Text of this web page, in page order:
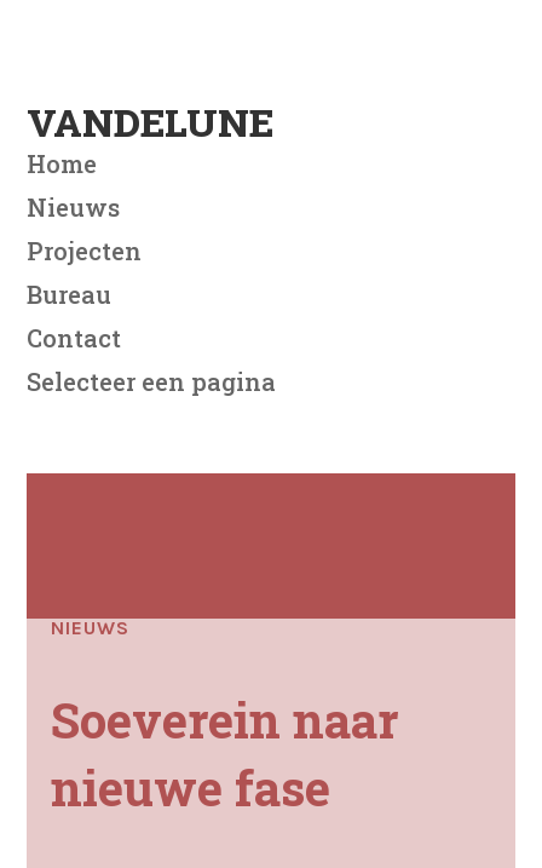
VANDELUNE
Home
Nieuws
Projecten
Bureau
Contact
Selecteer een pagina
NIEUWS
Soeverein naar
nieuwe fase